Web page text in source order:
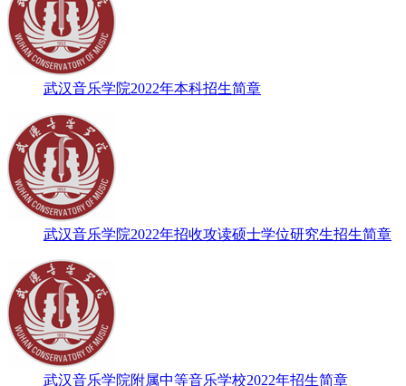
武汉音乐学院2022年本科招生简章
武汉音乐学院2022年招收攻读硕士学位研究生招生简章
武汉音乐学院附属中等音乐学校2022年招生简章